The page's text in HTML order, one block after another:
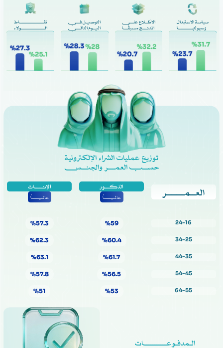
سياسة الاستبدال
وسهولتهـــــــــــــا
الاطّـــلاع علـــــى
المنتــــج مسبقًـــا
التوصيـل فـــــي
اليــوم التالــــــي
نقـــــــــــــــــــــــاط
الــــــــــــــــــــــــولاء
توزيع عمليات الشراء الإلكترونية
حســـب العمــــر والجنـــس
العــمـــــــر الذكــــور
عالميــــــاً
الإنـــــاث
عالميــــــاً
24-16
%59
%57.3
34-25
%60.4
%62.3
44-35
%61.7
%63.1
54-45
%56.5
%57.8
64-55
%53
%51
الـمدفـوعـــــــــــات